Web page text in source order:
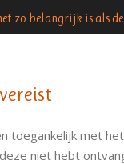
zo belangrijk is als
toegankelijk met
niet hebt